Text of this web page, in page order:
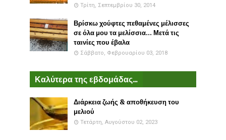
Τρίτη, Σεπτεμβρίου 30, 2014
Βρίσκω χούφτες πεθαμένες μέλισσες
σε όλα μου τα μελίσσια... Μετά τις
ταινίες που έβαλα
Σάββατο, Φεβρουαρίου 03, 2018
Καλύτερα της εβδομάδας...
Διάρκεια ζωής & αποθήκευση του
μελιού
Τετάρτη, Αυγούστου 02, 2023